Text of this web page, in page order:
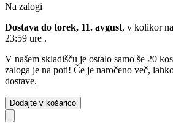
Na zalogi
Dostava do torek, 11. avgust, v kolikor
23:59 ure .
V našem skladišču je ostalo samo še 20
zaloga je na poti! Če je naročeno več,
dostave.
Dodajte v košarico